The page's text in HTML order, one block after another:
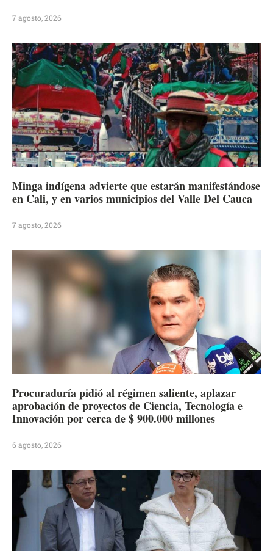
7 agosto, 2026
Minga indígena advierte que estarán manifestándose
en Cali, y en varios municipios del Valle Del Cauca
7 agosto, 2026
Procuraduría pidió al régimen saliente, aplazar
aprobación de proyectos de Ciencia, Tecnología e
Innovación por cerca de $ 900.000 millones
6 agosto, 2026